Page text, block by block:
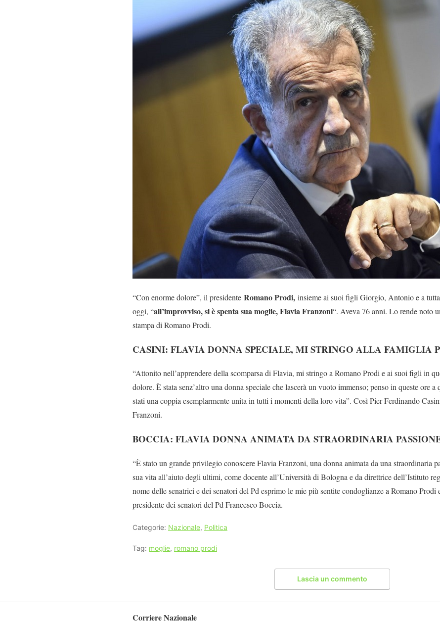
“Con enorme dolore”, il presidente Romano Prodi, insieme ai suoi figli Giorgio, Antonio e a
oggi, “all’improvviso, si è spenta sua moglie, Flavia Franzoni“. Aveva 76 anni. Lo rende noto
stampa di Romano Prodi.
CASINI: FLAVIA DONNA SPECIALE, MI STRINGO ALLA FAMIGLIA
“Attonito nell’apprendere della scomparsa di Flavia, mi stringo a Romano Prodi e ai suoi figli in
dolore. È stata senz’altro una donna speciale che lascerà un vuoto immenso; penso in queste ore
stati una coppia esemplarmente unita in tutti i momenti della loro vita”. Così Pier Ferdinando
Franzoni.
BOCCIA: FLAVIA DONNA ANIMATA DA STRAORDINARIA
“È stato un grande privilegio conoscere Flavia Franzoni, una donna animata da una straordinaria
sua vita all’aiuto degli ultimi, come docente all’Università di Bologna e da direttrice dell’Istituto
nome delle senatrici e dei senatori del Pd esprimo le mie più sentite condoglianze a Romano
presidente dei senatori del Pd Francesco Boccia.
Categorie: Nazionale, Politica
Tag: moglie, romano prodi
Lascia un commento
Corriere Nazionale